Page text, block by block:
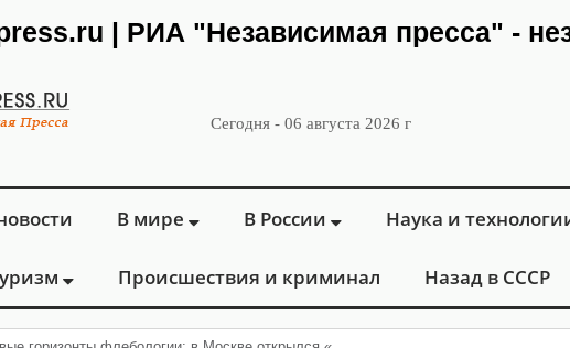
| РИА "Независимая пресса" -
Сегодня - 06 августа 2026 г
В мире В России Наука и
Происшествия и криминал Назад в СССР